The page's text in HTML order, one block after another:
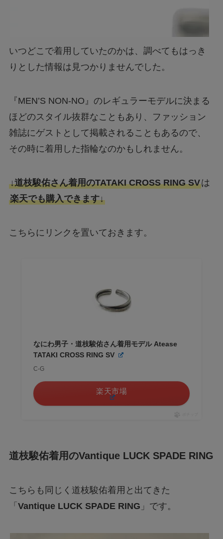
いつどこで着用していたのかは、調べてもはっき
りとした情報は見つかりませんでした。
『MEN’S NON-NO』のレギュラーモデルに決まる
ほどのスタイル抜群なこともあり、ファッション
雑誌にゲストとして掲載されることもあるので、
その時に着用した指輪なのかもしれません。
↓道枝駿佑さん着用のTATAKI CROSS RING SVは
楽天でも購入できます↓
こちらにリンクを置いておきます。
なにわ男子・道枝駿佑さん着用モデル Atease
TATAKI CROSS RING SV
C-G
楽天市場
道枝駿佑着用のVantique LUCK SPADE RING
こちらも同じく道枝駿佑着用と出てきた
「 Vantique LUCK SPADE RING 」です。